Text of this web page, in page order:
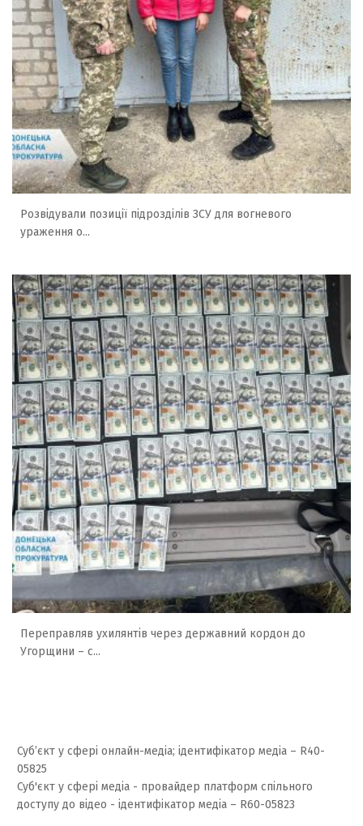
Розвідували позиції підрозділів ЗСУ для вогневого
ураження о...
Переправляв ухилянтів через державний кордон до
Угорщини – с...
Суб’єкт у сфері онлайн-медіа; ідентифікатор медіа – R40-
05825
Суб'єкт у сфері медіа - провайдер платформ спільного
доступу до відео - ідентифікатор медіа – R60-05823